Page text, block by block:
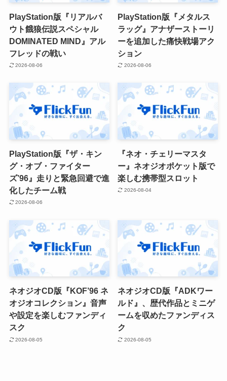
PlayStation版『リアルバ
ウト餓狼伝説スペシャル
DOMINATED MIND』アル
フレッドの戦い
2026-08-06
PlayStation版『メタルス
ラッグ』アナザーストーリ
ーを追加した痛快戦場アク
ション
2026-08-06
PlayStation版『ザ・キン
グ・オブ・ファイター
ズ’96』走りと緊急回避で進
化したチーム戦
2026-08-06
『ネオ・チェリーマスタ
ー』ネオジオポケット版で
楽しむ携帯型スロット
2026-08-04
ネオジオCD版『KOF’96 ネ
オジオコレクション』音声
や設定を楽しむファンディ
スク
2026-08-05
ネオジオCD版『ADKワー
ルド』、歴代作品とミニゲ
ームを収めたファンディス
ク
2026-08-05